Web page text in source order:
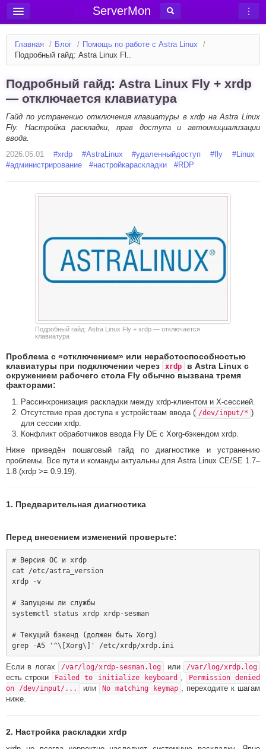
ServerMon
Добавить сервер
Мониторинг серверов
Блог
Форум
Вход в аккаунт
Главная / Блог / Помощь по работе с Astra Linux
/
Подробный гайд: Astra Linux Fl..
Подробный гайд: Astra Linux Fly + xrdp
— отключается клавиатура
Гайд по устранению отключения клавиатуры в xrdp на Astra Linux
Fly. Настройка раскладки, прав доступа и автоинициализации
ввода.
2026.05.01
#xrdp #AstraLinux #удаленныйдоступ #fly #Linux
#администрирование #настройкараскладки #RDP
Подробный гайд: Astra Linux Fly + xrdp — отключается
клавиатура
Проблема с «отключением» или неработоспособностью
клавиатуры при подключении через
xrdp
в Astra Linux с
окружением рабочего стола Fly обычно вызвана тремя
факторами:
Рассинхронизация раскладки между xrdp-клиентом и X-сессией.
Отсутствие прав доступа к устройствам ввода ( /dev/input/* )
для сессии xrdp.
Конфликт обработчиков ввода Fly DE с Xorg-бэкендом xrdp.
Ниже приведён пошаговый гайд по диагностике и устранению
проблемы. Все пути и команды актуальны для Astra Linux CE/SE 1.7–
1.8 (xrdp >= 0.9.19).
1. Предварительная диагностика
Перед внесением изменений проверьте:
# Версия ОС и xrdp
cat /etc/astra_version
xrdp -v
# Запущены ли службы
systemctl status xrdp xrdp-sesman
# Текущий бэкенд (должен быть Xorg)
Если в логах /var/log/xrdp-sesman.log или /var/log/xrdp.log
есть строки Failed to initialize keyboard ,
Permission denied
on /dev/input/...
или No matching keymap , переходите к шагам
ниже.
2. Настройка раскладки xrdp